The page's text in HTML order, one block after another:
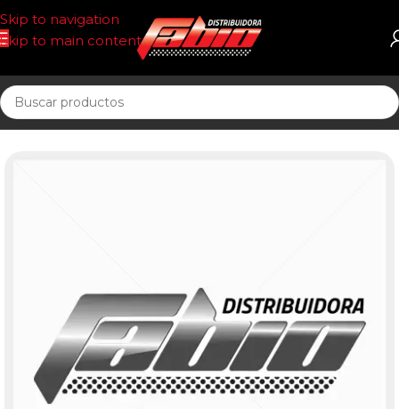
Skip to navigation
Skip to main content
Inicio UNIDAD SELLADA ACEITE